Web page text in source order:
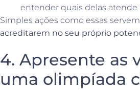
entender quais delas
Simples ações como essas
acreditarem no seu próprio
4. Apresente as
uma olimpíada